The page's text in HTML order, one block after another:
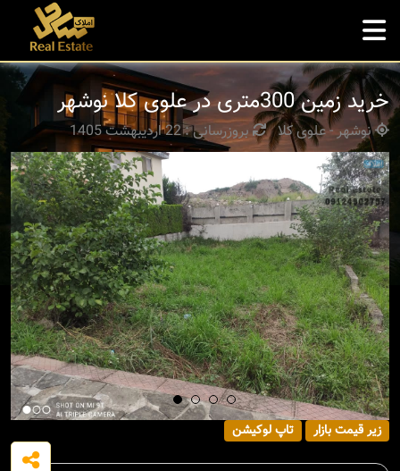
خرید زمین 300متری در علوی کلا نوشهر
نوشهر - علوی کلا بروزرسانی : 22 اردیبهشت 1405
زیر قیمت بازار تاپ لوکیشن